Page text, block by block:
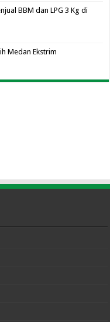
BBM dan LPG 3 Kg di
Medan Ekstrim